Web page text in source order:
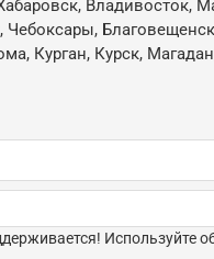
Курган, Курск,
Используйте